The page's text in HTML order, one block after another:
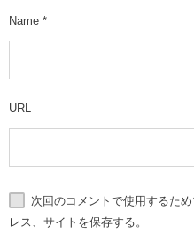
Name *
URL
次回のコメントで使用するた
レス、サイトを保存する。